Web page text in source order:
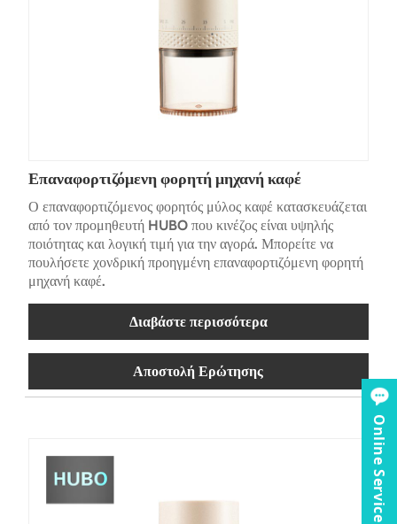
Επαναφορτιζόμενη φορητή μηχανή καφέ
Ο επαναφορτιζόμενος φορητός μύλος καφέ κατασκευάζεται
από τον προμηθευτή HUBO που κινέζος είναι υψηλής
ποιότητας και λογική τιμή για την αγορά. Μπορείτε να
πουλήσετε χονδρική προηγμένη επαναφορτιζόμενη φορητή
μηχανή καφέ.
Διαβάστε περισσότερα
Αποστολή Ερώτησης
Online Service